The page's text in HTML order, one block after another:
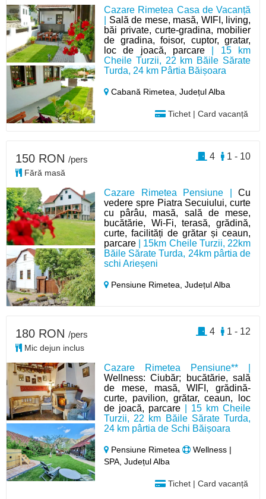
Cazare Rimetea Casa de Vacanță
Sală de mese, masă, WIFI, living,
băi private, curte-gradina, mobilier
de gradina, foisor, cuptor, gratar,
loc de joacă, parcare | 15 km
Cheile Turzii, 22 km Băile Sărate
Turda, 24 km Pârtia Băișoara
Cabană Rimetea,Județul Alba
Tichet | Card vacanță
Cazare Rimetea Pensiune | Cu
vedere spre Piatra Secuiului, curte
cu pârâu, masă, sală de mese,
bucătărie, Wi-Fi, terasă, grădină,
curte, facilități de grătar și ceaun,
parcare | 15km Cheile Turzii, 22km
Băile Sărate Turda, 24km pârtia de
schi Arieșeni
Pensiune Rimetea,Județul Alba
150 RON /pers
Fără masă
1 - 10
4
Cazare Rimetea Pensiune** |
Wellness: Ciubăr; bucătărie, sală
de mese, masă, WIFI, grădină-
curte, pavilion, grătar, ceaun, loc
de joacă, parcare | 15 km Cheile
Turzii, 22 km Băile Sărate Turda,
24 km pârtia de Schi Băișoara
Pensiune Rimetea
Wellness |
SPA, Județul Alba
Tichet | Card vacanță
180 RON /pers
Mic dejun inclus
1 - 12
4